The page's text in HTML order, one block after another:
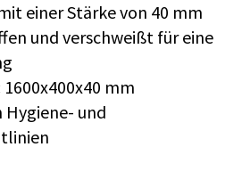
einer Stärke von 40 mm
und verschweißt für eine
mm
und